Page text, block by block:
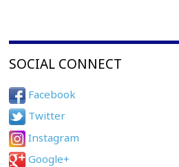
SOCIAL CONNECT
Facebook
Twitter
Instagram
Google+